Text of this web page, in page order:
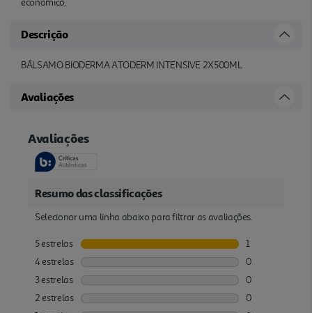
Descrição
BÁLSAMO BIODERMA ATODERM INTENSIVE 2X500ML
Avaliações